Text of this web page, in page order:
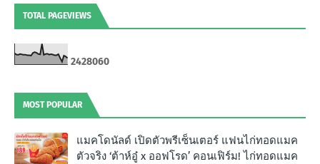
TOTAL PAGEVIEWS
2428060
MOST POPULAR
แมคโดนัลด์ เปิดตัวพรีเซ็นเตอร์ แฟนไก่ทอดแมค
ตัวจริง ‘ต้าห์อู๋ x ออฟโรด’ คอนเฟิร์ม! ไก่ทอดแมค